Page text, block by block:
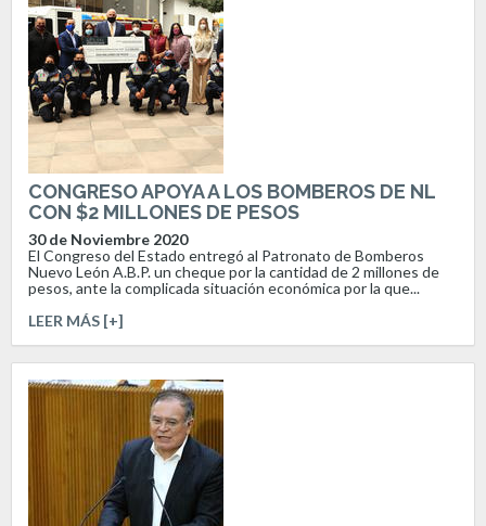
CONGRESO APOYA A LOS BOMBEROS DE NL
CON $2 MILLONES DE PESOS
30 de Noviembre 2020
El Congreso del Estado entregó al Patronato de Bomberos
Nuevo León A.B.P. un cheque por la cantidad de 2 millones de
pesos, ante la complicada situación económica por la que...
LEER MÁS [+]